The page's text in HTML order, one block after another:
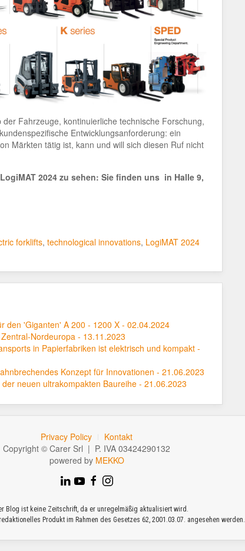
Fahrzeuge, kontinuierliche technische Forschung,
Entwicklungsanforderung: ein
Märkten tätig ist, kann und will sich diesen Ruf nicht
2024 zu sehen: Sie finden uns in Halle 9,
forklifts, technological innovations, LogiMAT 2024
den 'Giganten' A 200 - 1200 X - 02.04.2024
Nordeuropa - 13.11.2023
in Papierfabriken ist elektrisch und kompakt -
Konzept für Innovationen - 21.06.2023
neuen ultrakompakten Baureihe - 21.06.2023
Privacy Policy
Kontakt
Copyright © Carer Srl | P. IVA 03424290132
powered by MEKKO
Blog ist keine Zeitschrift, da er unregelmäßig aktualisiert wird.
Produkt im Rahmen des Gesetzes 62, 2001.03.07. angesehen werden.